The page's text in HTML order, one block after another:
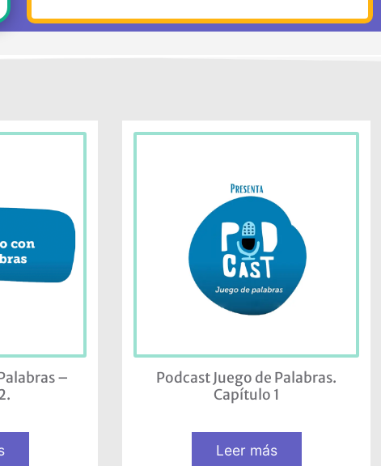
–
Podcast Juego de Palabras.
Capítulo 1
Leer más